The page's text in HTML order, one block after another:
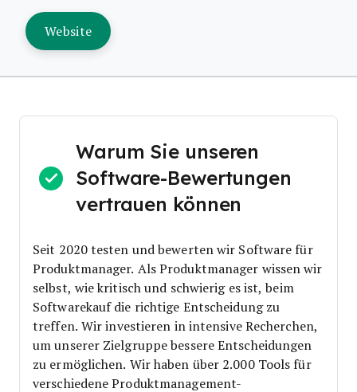
Website
Warum Sie unseren
Software-Bewertungen
vertrauen können
Seit 2020 testen und bewerten wir Software für
Produktmanager. Als Produktmanager wissen wir
selbst, wie kritisch und schwierig es ist, beim
Softwarekauf die richtige Entscheidung zu
treffen. Wir investieren in intensive Recherchen,
um unserer Zielgruppe bessere Entscheidungen
zu ermöglichen. Wir haben über 2.000 Tools für
verschiedene Produktmanagement-